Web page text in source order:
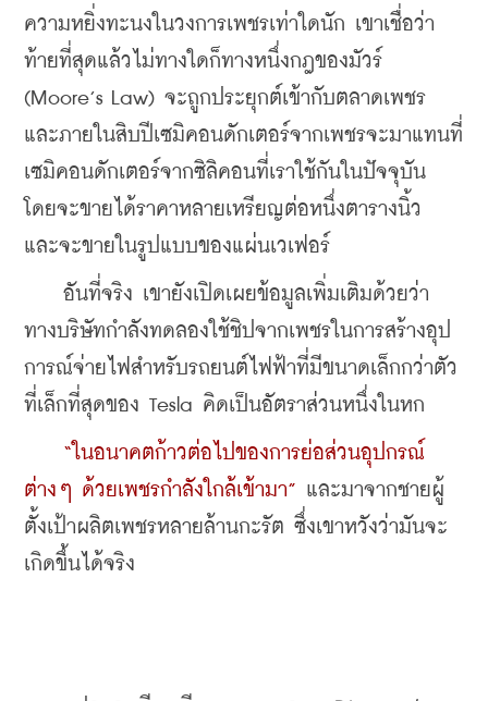
ความหยิ่งทะนงในวงการเพชรเท่าใดนัก เขาเชื่อว่า
ท้ายที่สุดแล้วไม่ทางใดก็ทางหนึ่งกฎของมัวร์
(Moore’s Law) จะถูกประยุกต์เข้ากับตลาดเพชร
และภายในสิบปีเซมิคอนดักเตอร์จากเพชรจะมาแทนที่
เซมิคอนดักเตอร์จากซิลิคอนที่เราใช้กันในปัจจุบัน
โดยจะขายได้ราคาหลายเหรียญต่อหนึ่งตารางนิ้ว
และจะขายในรูปแบบของแผ่นเวเฟอร์
อันที่จริง เขายังเปิดเผยข้อมูลเพิ่มเติมด้วยว่า
ทางบริษัทกำลังทดลองใช้ชิปจากเพชรในการสร้างอุป
การณ์จ่ายไฟสำหรับรถยนต์ไฟฟ้าที่มีขนาดเล็กกว่าตัว
ที่เล็กที่สุดของ Tesla คิดเป็นอัตราส่วนหนึ่งในหก
“ในอนาคตก้าวต่อไปของการย่อส่วนอุปกรณ์
ต่างๆ ด้วยเพชรกำลังใกล้เข้ามา” และมาจากชายผู้
ตั้งเป้าผลิตเพชรหลายล้านกะรัต ซึ่งเขาหวังว่ามันจะ
เกิดขึ้นได้จริง